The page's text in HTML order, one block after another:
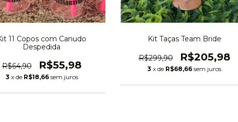
11 Copos com Canudo
Despedida
R$64,90 R$55,98
3 x de R$18,66 sem juros
Kit Taças Team Bride
R$299,90 R$205,98
3 x de R$68,66 sem juros